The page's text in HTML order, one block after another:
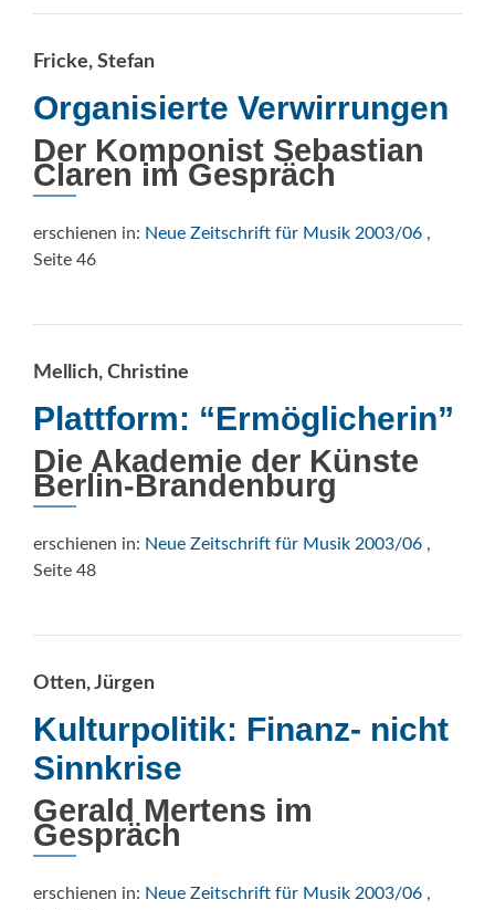
Fricke, Stefan
Organisierte Verwirrungen
Der Komponist Sebastian
Claren im Gespräch
erschienen in: Neue Zeitschrift für Musik 2003/06 ,
Seite 46
Mellich, Christine
Plattform: “Ermöglicherin”
Die Akademie der Künste
Berlin-Brandenburg
erschienen in: Neue Zeitschrift für Musik 2003/06 ,
Seite 48
Otten, Jürgen
Kulturpolitik: Finanz- nicht
Sinnkrise
Gerald Mertens im
Gespräch
erschienen in: Neue Zeitschrift für Musik 2003/06 ,